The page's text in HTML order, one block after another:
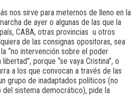
nos sirve para meternos de lleno en la
de ayer o algunas de las que la
CABA, otras provincias u otros
de las consignas opositoras, sea
“no intervención sobre el poder
porque “se vaya Cristina”, o
a los que convocan a través de las
grupo de inadaptados políticos (no
del sistema democrático), pide la